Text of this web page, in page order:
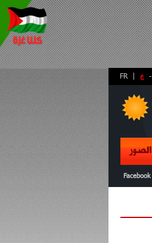
- ع FR
الصور
Facebook